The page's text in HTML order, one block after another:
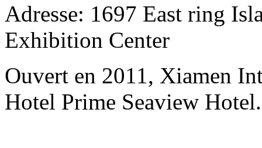
Adresse: 1697 East ring
Exhibition Center
Ouvert en 2011, Xiamen
Hotel Prime Seaview Hotel.